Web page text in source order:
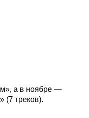
а в ноябре —
(7 треков).